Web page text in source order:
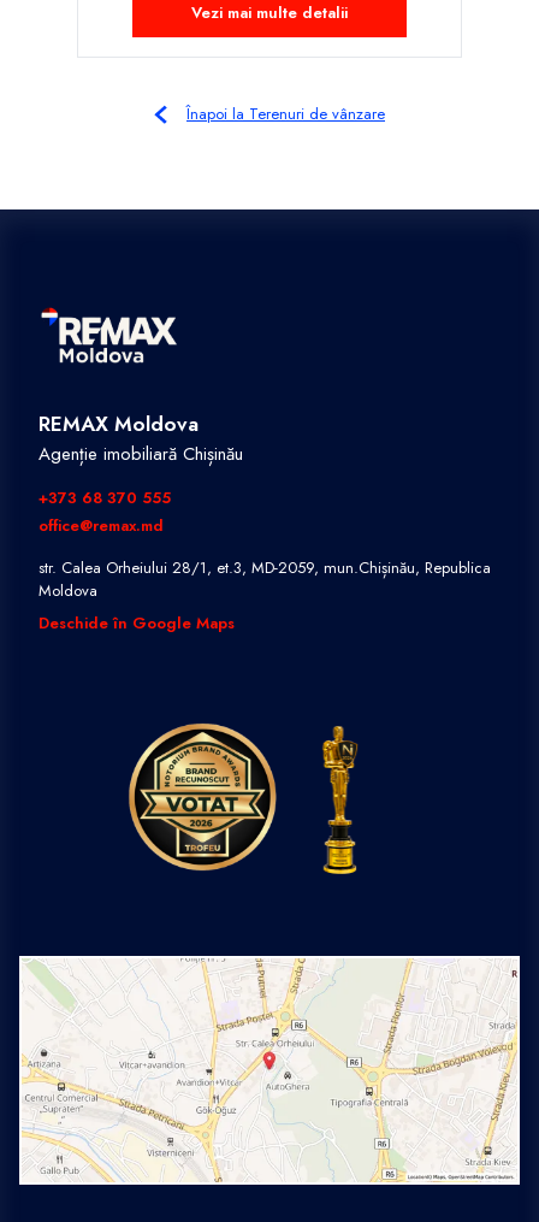
Vezi mai multe detalii
Înapoi la Terenuri de vânzare
REMAX Moldova
Agenție imobiliară Chișinău
+373 68 370 555
office@remax.md
str. Calea Orheiului 28/1, et.3, MD-2059, mun.Chișinău, Republica
Moldova
Deschide în Google Maps